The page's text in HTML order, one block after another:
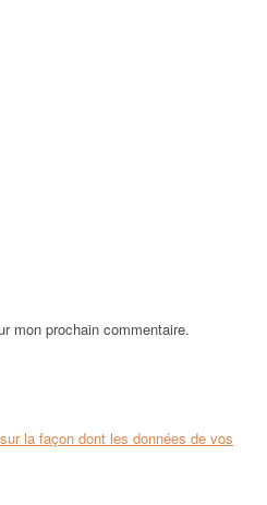
mon prochain commentaire.
la façon dont les données de vos